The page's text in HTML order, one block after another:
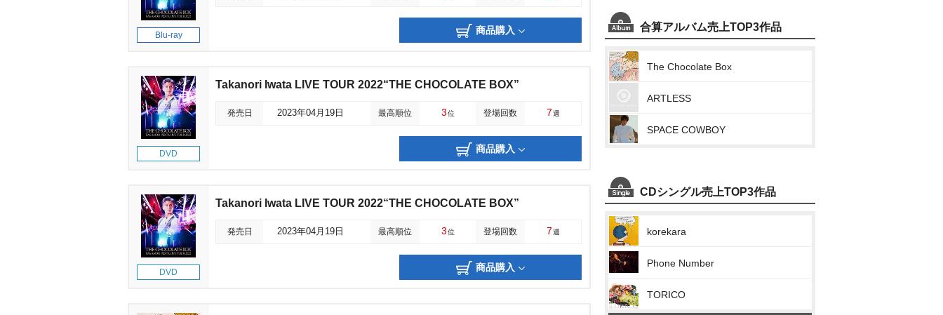
Blu-ray 商品購入
DVD
Takanori Iwata LIVE TOUR 2022“THE CHOCOLATE BOX”
発売日 2023年04月19日 最高順位 3位 登場回数 7週
商品購入
DVD
Takanori Iwata LIVE TOUR 2022“THE CHOCOLATE BOX”
発売日 2023年04月19日 最高順位 3位 登場回数 7週
商品購入
合算アルバム売上TOP3作品
The Chocolate Box
ARTLESS
SPACE COWBOY
CDシングル売上TOP3作品
korekara
Phone Number
TORICO